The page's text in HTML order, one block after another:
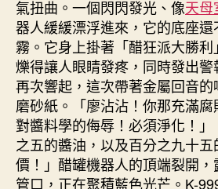
氣扭曲。一個閃閃發光、像天母
器人緩緩漂浮進來，它的底座
霧。它身上掛著「醋狂派大勝
爍得讓人眼睛發疼，同時發出
再次響起，這次帶著金屬回音
磨砂紙。「廖沾沾！你那充滿
對醬料學的侮辱！必須淨化！
之五的醬油，以及百分之九十
價！」醋罐機器人的頂端裂開
管口，正在聚積藍色光芒。K-